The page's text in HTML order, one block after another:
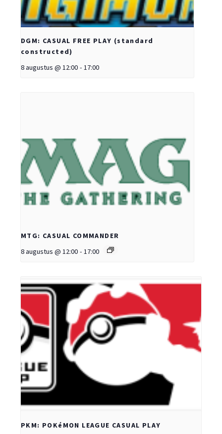
DGM: CASUAL FREE PLAY (standard
constructed)
8 augustus @ 12:00 - 17:00
MTG: CASUAL COMMANDER
8 augustus @ 12:00 - 17:00
PKM: POKéMON LEAGUE CASUAL PLAY